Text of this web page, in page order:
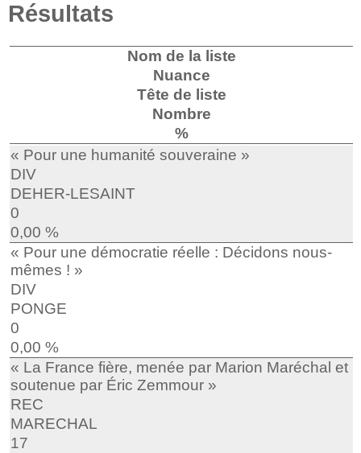
Résultats
Nom de la liste
Nuance
Tête de liste
Nombre
%
« Pour une humanité souveraine »
DIV
DEHER-LESAINT
0
0,00 %
« Pour une démocratie réelle : Décidons nous-
mêmes ! »
DIV
PONGE
0
0,00 %
« La France fière, menée par Marion Maréchal et
soutenue par Éric Zemmour »
REC
MARECHAL
17